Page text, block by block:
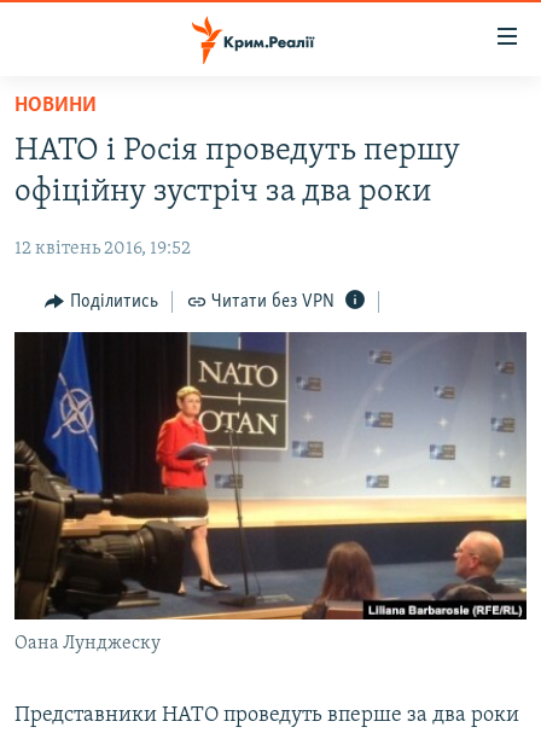
Перейти
основного
матеріалу
Перейти
до
навігації
Перейти
пошуку
ВОДА.КРИМ
ВІДЕО ТА ФОТО
ПОЛІТИКА
БЛОГИ
ПОГЛЯД
ІНТЕРВ'Ю
ВСЕ ЗА ДЕНЬ
СПЕЦПРОЕКТИ
ДЕПОРТАЦІЯ
ВІДЕОУРОКИ «ELIFBE»
СВІДЧЕННЯ ОКУПАЦІЇ
УКРАЇНСЬКА ПРОБЛЕМА КРИМУ
ЯК ОБІЙТИ БЛОКУВАННЯ
Русский
Qırımtatar
НОВИНИ
НАТО і Росія проведуть першу
офіційну зустріч за два роки
12 квітень 2016, 19:52
Поділитись Читати без VPN
Оана Лунджеску
Представники НАТО проведуть вперше за два роки